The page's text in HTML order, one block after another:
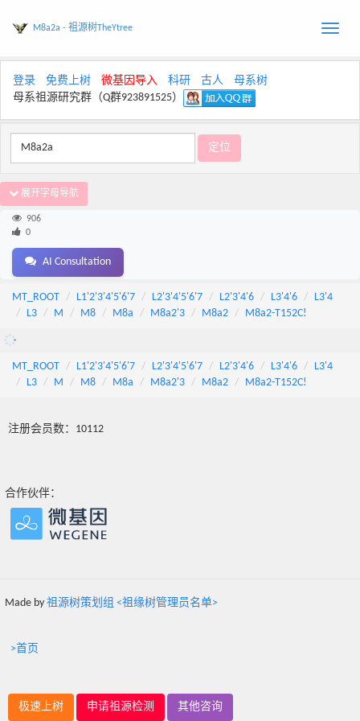
Toggle
M8a2a - 祖源树TheYtree
登录 免费上树 微基因导入 科研 古人
母系树
母系祖源研究群（Q群923891525）
展开字母导航
906
0
AI Consultation
MT_ROOT L1'2'3'4'5'6'7 L2'3'4'5'6'7 L2'3'4'6 L3'4'6
L3'4
L3
M M8 M8a M8a2'3 M8a2 M8a2-T152C!
MT_ROOT L1'2'3'4'5'6'7 L2'3'4'5'6'7 L2'3'4'6 L3'4'6
L3'4
L3
M M8 M8a M8a2'3 M8a2 M8a2-T152C!
注册会员数：10112
合作伙伴：
Made by 祖源树策划组 <祖缘树管理员名单>
>首页
极速上树 申请祖源检测 其他咨询